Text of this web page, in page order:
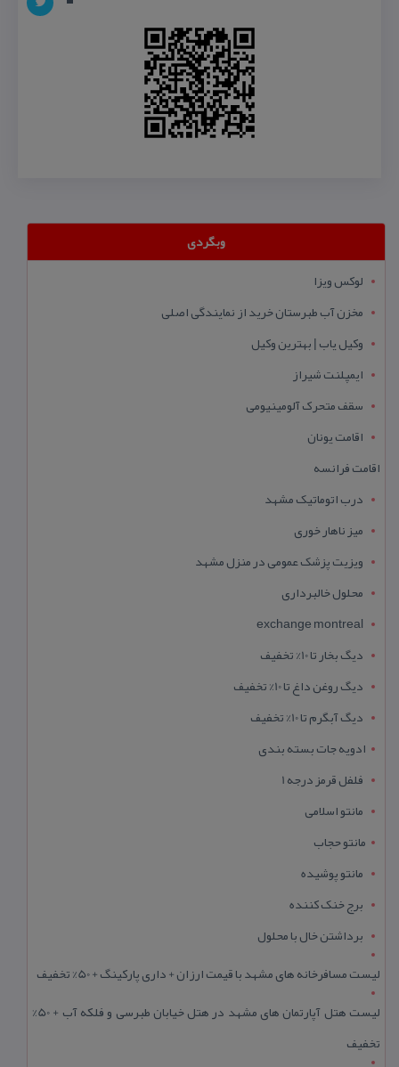
وبگردی
لوکس ویزا
مخزن آب طبرستان خرید از نمایندگی اصلی
وکیل یاب | بهترین وکیل
ایمپلنت شیراز
سقف متحرک آلومینیومی
اقامت یونان
اقامت فرانسه
درب اتوماتیک مشهد
میز ناهار خوری
ویزیت پزشک عمومی در منزل مشهد
محلول خالبرداری
exchange montreal
دیگ بخار تا 10% تخفیف
دیگ روغن داغ تا 10% تخفیف
دیگ آبگرم تا 10% تخفیف
ادویه جات بسته بندی
فلفل قرمز درجه 1
مانتو اسلامی
مانتو حجاب
مانتو پوشیده
برج خنک کننده
برداشتن خال با محلول
لیست مسافرخانه های مشهد با قیمت ارزان + داری پارکینگ + 50% تخفیف
لیست هتل آپارتمان های مشهد در هتل خیابان طبرسی و فلکه آب + 50%
تخفیف